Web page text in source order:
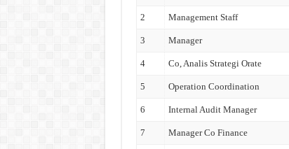
2 Management Staff
3 Manager
4 Co, Analis Strategi Orate
5 Operation Coordination
6 Internal Audit Manager
7 Manager Co Finance